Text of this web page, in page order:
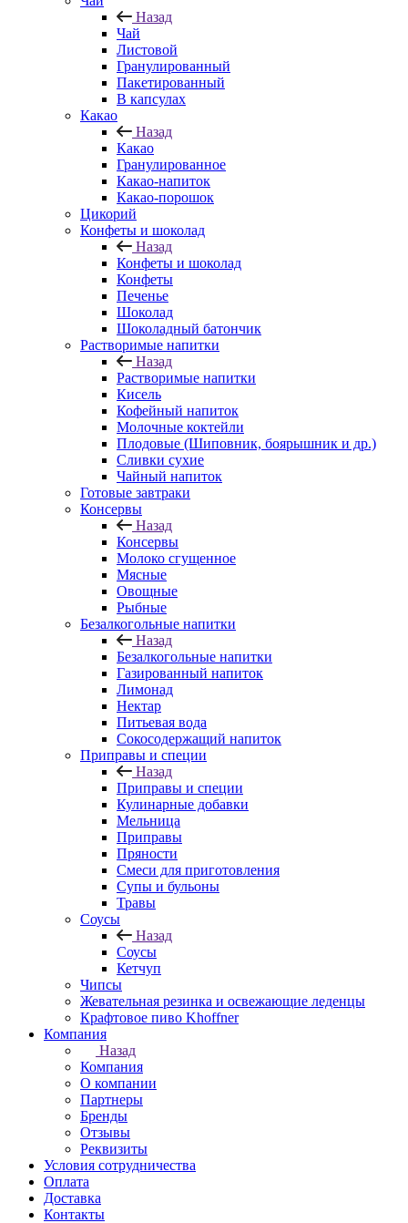
Назад
Чай
Листовой
Гранулированный
Пакетированный
В капсулах
Какао
Назад
Какао
Гранулированное
Какао-напиток
Какао-порошок
Цикорий
Конфеты и шоколад
Назад
Конфеты и шоколад
Конфеты
Печенье
Шоколад
Шоколадный батончик
Растворимые напитки
Назад
Растворимые напитки
Кисель
Кофейный напиток
Молочные коктейли
Плодовые (Шиповник, боярышник и др.)
Сливки сухие
Чайный напиток
Готовые завтраки
Консервы
Назад
Консервы
Молоко сгущенное
Мясные
Овощные
Рыбные
Безалкогольные напитки
Назад
Безалкогольные напитки
Газированный напиток
Лимонад
Нектар
Питьевая вода
Сокосодержащий напиток
Приправы и специи
Назад
Приправы и специи
Кулинарные добавки
Мельница
Приправы
Пряности
Смеси для приготовления
Супы и бульоны
Травы
Соусы
Назад
Соусы
Кетчуп
Чипсы
Жевательная резинка и освежающие леденцы
Крафтовое пиво Khoffner
Компания
Назад
Компания
О компании
Партнеры
Бренды
Отзывы
Реквизиты
Условия сотрудничества
Оплата
Доставка
Контакты